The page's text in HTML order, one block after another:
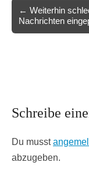
Post
navigation
← Weiterhin
Nachrichten
Schreibe
Du musst
abzugeben.